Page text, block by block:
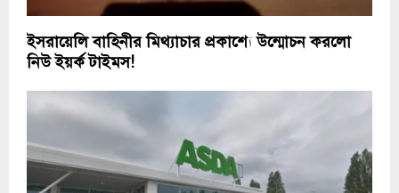
ইসরায়েলি বাহিনীর মিথ্যাচার প্রকাশ্যে উন্মোচন করলো
নিউ ইয়র্ক টাইমস!